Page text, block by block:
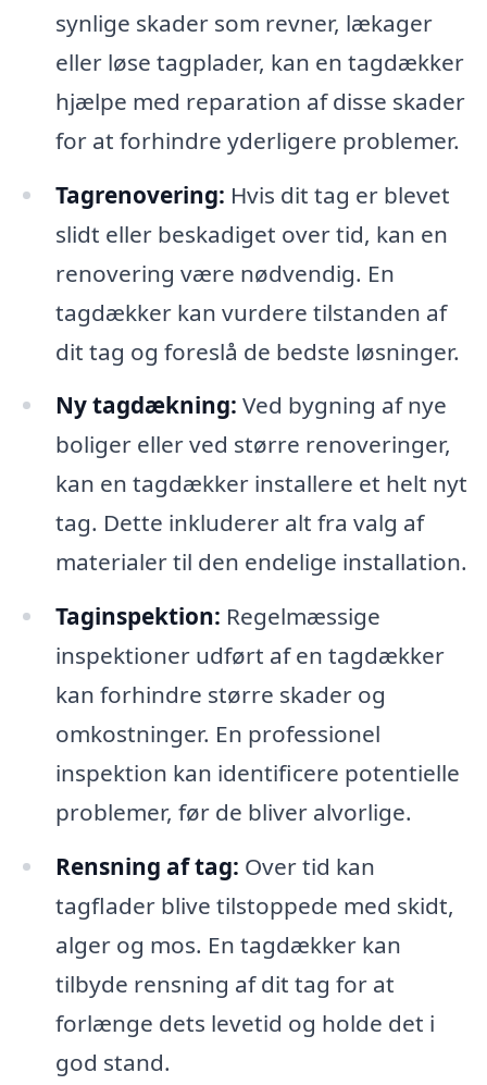
synlige skader som revner, lækager
eller løse tagplader, kan en tagdækker
hjælpe med reparation af disse skader
for at forhindre yderligere problemer.
Tagrenovering: Hvis dit tag er blevet
slidt eller beskadiget over tid, kan en
renovering være nødvendig. En
tagdækker kan vurdere tilstanden af
dit tag og foreslå de bedste løsninger.
Ny tagdækning: Ved bygning af nye
boliger eller ved større renoveringer,
kan en tagdækker installere et helt nyt
tag. Dette inkluderer alt fra valg af
materialer til den endelige installation.
Taginspektion: Regelmæssige
inspektioner udført af en tagdækker
kan forhindre større skader og
omkostninger. En professionel
inspektion kan identificere potentielle
problemer, før de bliver alvorlige.
Rensning af tag: Over tid kan
tagflader blive tilstoppede med skidt,
alger og mos. En tagdækker kan
tilbyde rensning af dit tag for at
forlænge dets levetid og holde det i
god stand.